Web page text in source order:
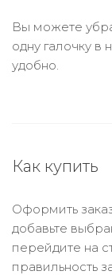
Вы можете
одну галочку в
удобно.
Как купить
Оформить
добавьте
перейдите на
правильность